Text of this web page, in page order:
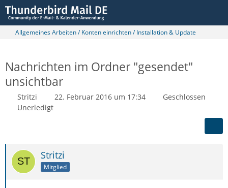
Allgemeines Arbeiten / Konten einrichten / Installation & Update
Nachrichten im Ordner "gesendet"
unsichtbar
Stritzi 22. Februar 2016 um 17:34
Geschlossen
Unerledigt
Stritzi
Mitglied